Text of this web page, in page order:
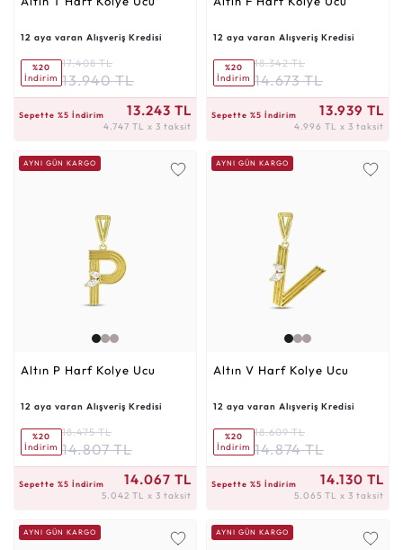
12 aya varan Alışveriş Kredisi
%20
İndirim
17.408 TL
13.940 TL
Sepette %5 İndirim 13.243 TL
4.747 TL x 3 taksit
12 aya varan Alışveriş Kredisi
%20
İndirim
18.342 TL
14.673 TL
Sepette %5 İndirim 13.939 TL
4.996 TL x 3 taksit
AYNI GÜN KARGO
Altın P Harf Kolye Ucu
12 aya varan Alışveriş Kredisi
%20
İndirim
18.475 TL
14.807 TL
Sepette %5 İndirim 14.067 TL
5.042 TL x 3 taksit
AYNI GÜN KARGO
Altın V Harf Kolye Ucu
12 aya varan Alışveriş Kredisi
%20
İndirim
18.609 TL
14.874 TL
Sepette %5 İndirim 14.130 TL
5.065 TL x 3 taksit
AYNI GÜN KARGO AYNI GÜN KARGO